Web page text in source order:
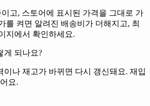
고, 스토어에 표시된 가격을 그대로 가
를 켜면 알려진 배송비가 더해지고, 최
지에서 확인하세요.
게 되나요?
이나 재고가 바뀌면 다시 갱신돼요. 재입
요.